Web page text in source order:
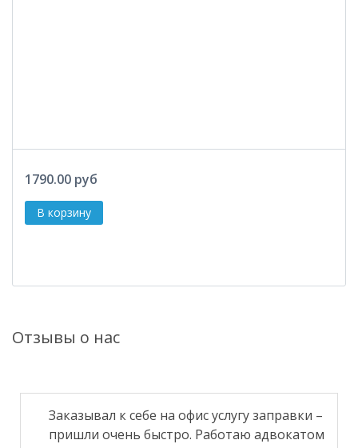
1790.00 руб
Отзывы о нас
Заказывал к себе на офис услугу заправки –
пришли очень быстро. Работаю адвокатом